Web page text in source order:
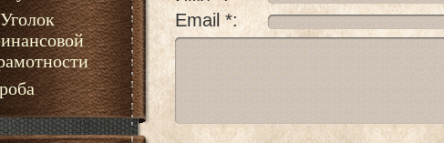
Email *: